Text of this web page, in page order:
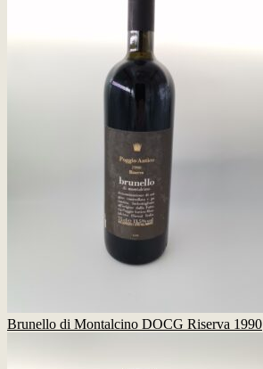
Brunello di Montalcino DOCG Riserva 1990